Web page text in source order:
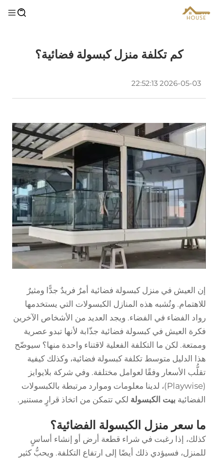
كم تكلفة منزل كبسولة فضائية؟
2026-05-03 22:52:13
إن العيش في منزل كبسولة فضائية أمرٌ فريدٌ جدًّا ومثيرٌ
للاهتمام. وتُشبه هذه المنازل الكبسولات التي يستخدمها
رواد الفضاء في الفضاء. ويجد العديد من الأشخاص الآخرين
فكرة العيش في كبسولة فضائية جذّابة لأنها تبدو عصرية
وممتعة. لكن ما التكلفة الفعلية لاقتناء واحدة منها؟ سيوضّح
هذا الدليل متوسط تكلفة كبسولة فضائية، وكذلك كيفية
تقلُّب الأسعار وفقًا لعوامل مختلفة. وفي شركة بلايوايز
(Playwise)، لدينا معلومات وموارد مرتبطة بالكبسولات
الفضائية بيت الكبسولة لكي تتمكن من اتخاذ قرارٍ مستنير.
ما سعر منزل الكبسولة الفضائية؟
كذلك، إذا رغبت في شراء قطعة أرض أو إنشاء أساسٍ
للمنزل، فسيؤدي ذلك أيضًا إلى ارتفاع التكلفة. ويحبُّ كثير